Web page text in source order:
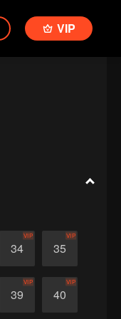
VIP
34
VIP
35
VIP
39
VIP
40
VIP